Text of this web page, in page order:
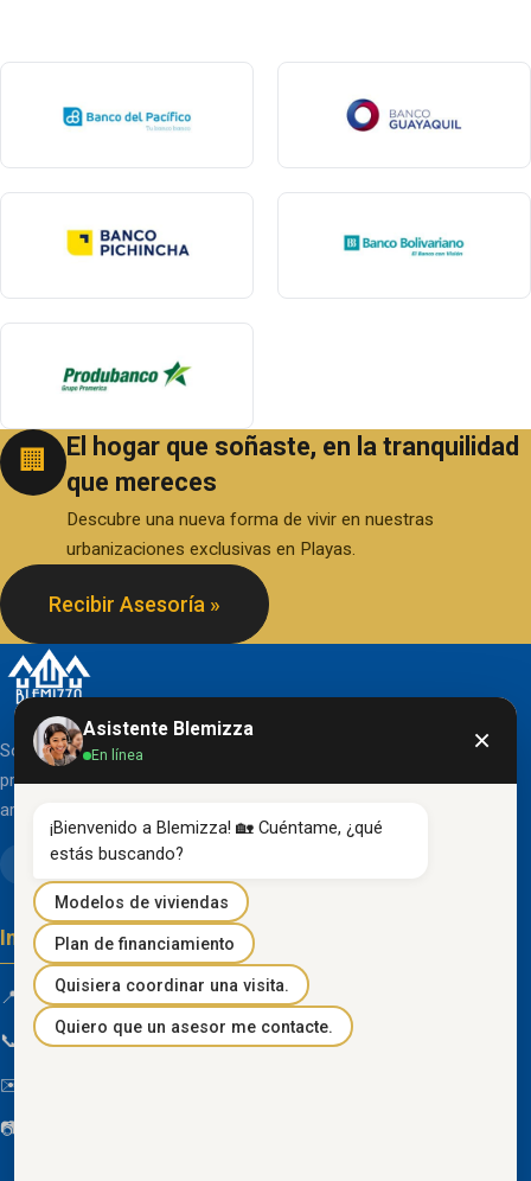
🏢
El hogar que soñaste, en la tranquilidad
que mereces
Descubre una nueva forma de vivir en nuestras
urbanizaciones exclusivas en Playas.
Recibir Asesoría »
Somos una organización líder en el desarrollo de
proyectos inmobiliarios que destacan por su diseño
arquitectónico clásico y acabados de primera línea.
Información de contacto
📍 Km 85 Vía Progreso, Playas, Guayas, Ecuador
📞 096 934 4318
✉️
📷
Asistente Blemizza
En línea ×
¡Bienvenido a Blemizza! 🏡 Cuéntame, ¿qué
estás buscando?
Modelos de viviendas
Plan de financiamiento
Quisiera coordinar una visita.
Quiero que un asesor me contacte.